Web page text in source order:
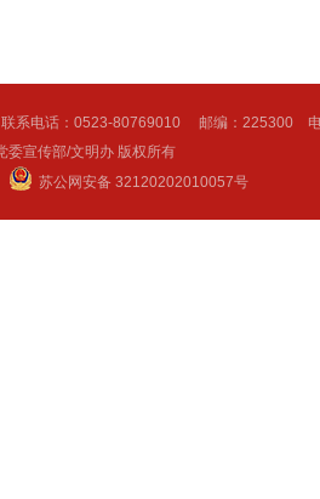
联系电话：0523-80769010 邮编：225300
宣传部/文明办 版权所有
苏公网安备 32120202010057号